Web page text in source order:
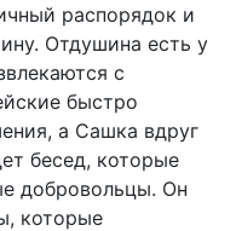
распорядок и
Отдушина есть у
с
быстро
а Сашка вдруг
бесед, которые
добровольцы. Он
которые